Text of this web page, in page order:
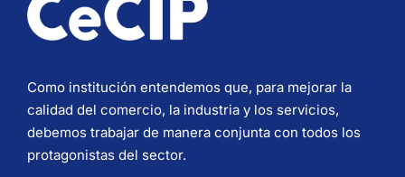
Como institución entendemos que, para mejorar la
calidad del comercio, la industria y los servicios,
debemos trabajar de manera conjunta con todos los
protagonistas del sector.